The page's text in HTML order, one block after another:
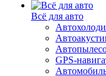
Всё для авто
GPS-